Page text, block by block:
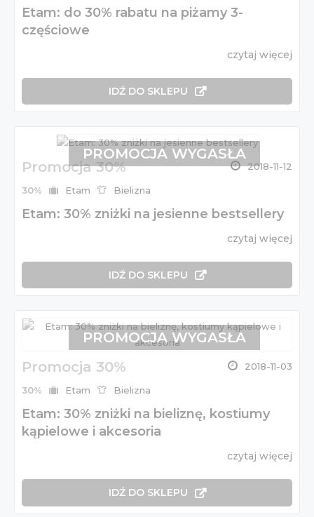
Etam: do 30% rabatu na piżamy 3-
częściowe
czytaj więcej
IDŹ DO SKLEPU
Promocja 30% 2018-11-12
30% Etam Bielizna
Etam: 30% zniżki na jesienne bestsellery
czytaj więcej
IDŹ DO SKLEPU
PROMOCJA WYGASŁA
Promocja 30% 2018-11-03
30% Etam Bielizna
Etam: 30% zniżki na bieliznę, kostiumy
kąpielowe i akcesoria
czytaj więcej
IDŹ DO SKLEPU
PROMOCJA WYGASŁA